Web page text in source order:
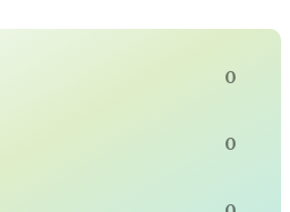
0
0